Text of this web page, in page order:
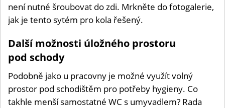
není nutné šroubovat do zdi. Mrkněte do fotogalerie,
jak je tento sytém pro kola řešený.
Další možnosti úložného prostoru
pod schody
Podobně jako u pracovny je možné využít volný
prostor pod schodištěm pro potřeby hygieny. Co
takhle menší samostatné WC s umyvadlem? Rada